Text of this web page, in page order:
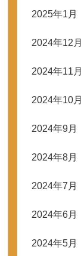
2025年1月
2024年12月
2024年11月
2024年10月
2024年9月
2024年8月
2024年7月
2024年6月
2024年5月